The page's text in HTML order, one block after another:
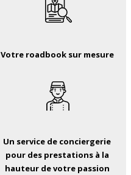
Votre roadbook sur mesure
Un service de conciergerie
pour des prestations à la
hauteur de votre passion